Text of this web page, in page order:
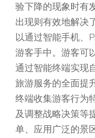
验下降的现象时有
出现则有效地解决
以通过智能手机、
游客手中。游客可
通过智能终端实现
旅游服务的全面提
终端收集游客行为
及调整战略决策等
单、应用广泛的景